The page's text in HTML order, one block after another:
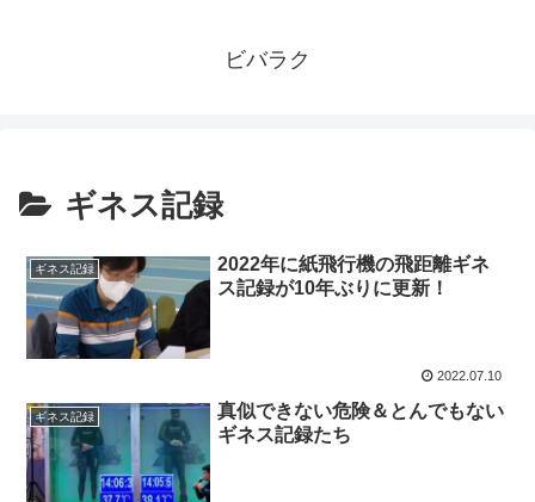
ビバラク
ギネス記録
ギネス記録
2022年に紙飛行機の飛距離ギネ
ス記録が10年ぶりに更新！
2022.07.10
ギネス記録
真似できない危険＆とんでもない
ギネス記録たち